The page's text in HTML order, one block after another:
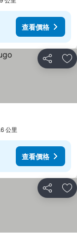
查看價格
分享 放
公里
查看價格
分享 放